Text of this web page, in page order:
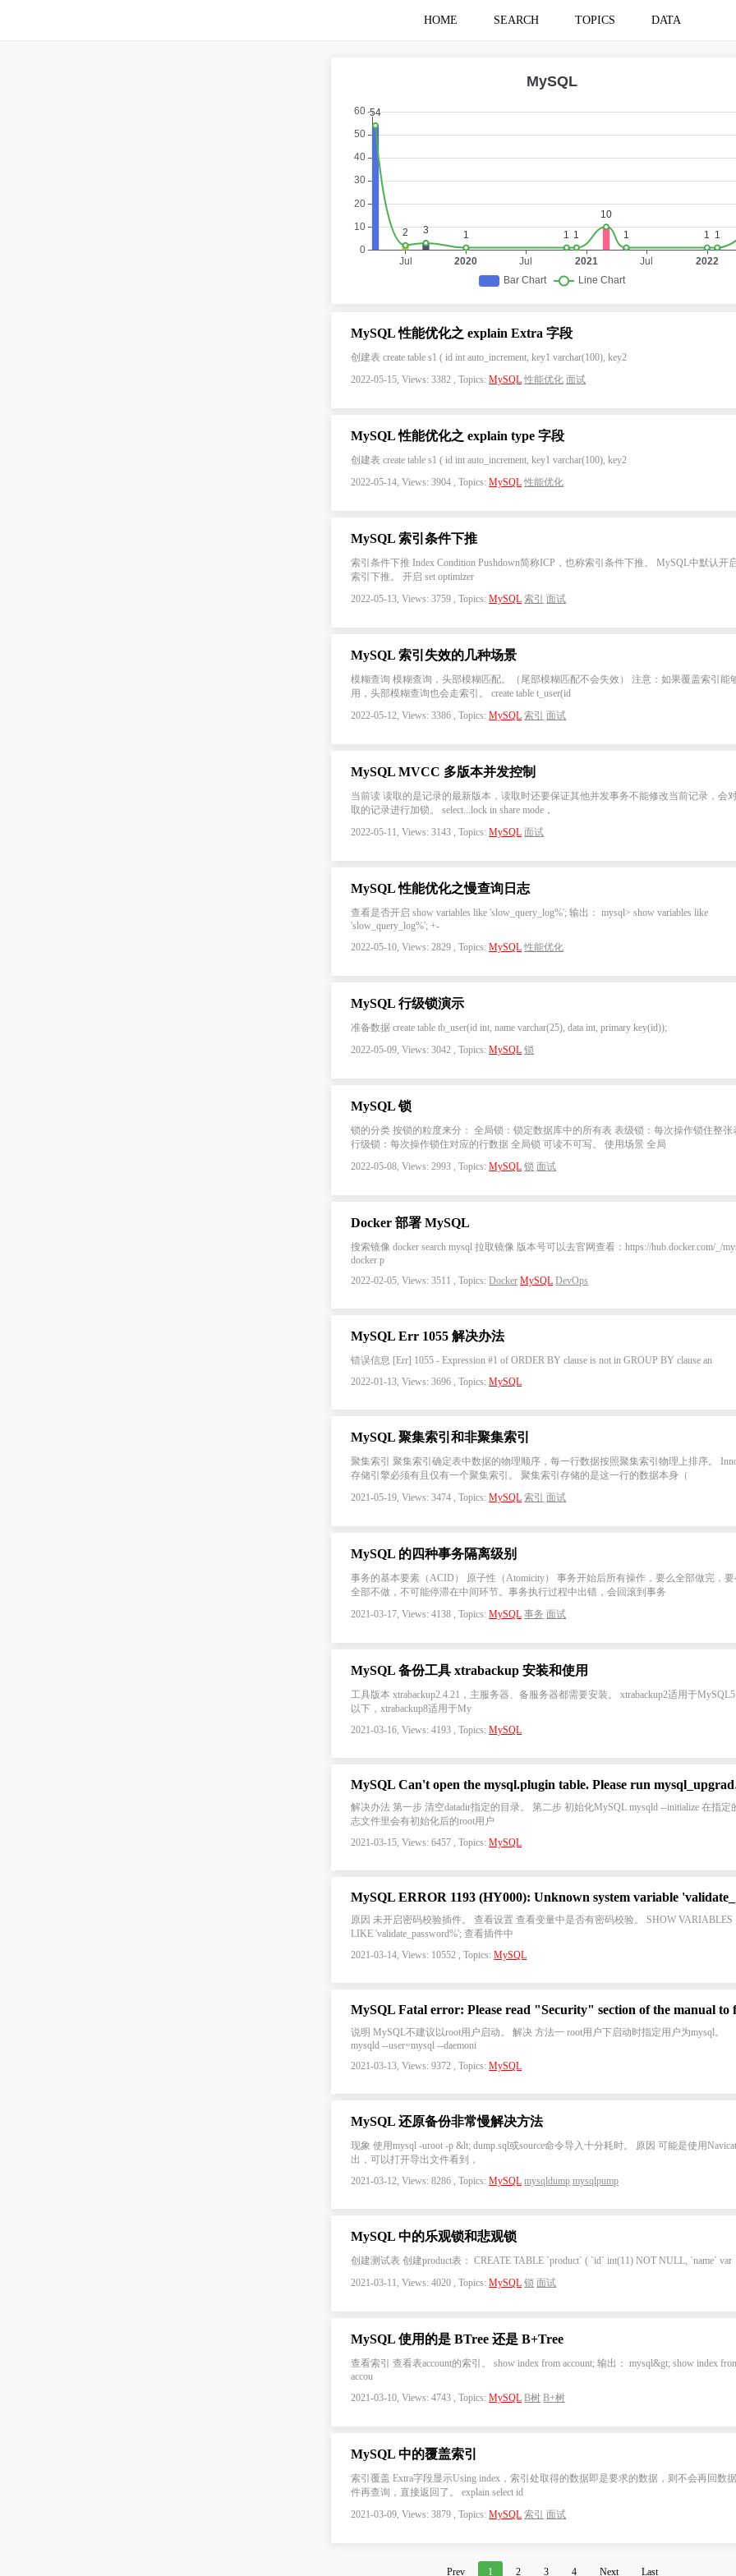
HOME SEARCH TOPICS DATA
MySQL 性能优化之 explain Extra 字段
创建表 create table s1 ( id int auto_increment, key1 varchar(100), key2
2022-05-15, Views: 3382 , Topics:MySQL 性能优化 面试
MySQL 性能优化之 explain type 字段
创建表 create table s1 ( id int auto_increment, key1 varchar(100), key2
2022-05-14, Views: 3904 , Topics:MySQL 性能优化
MySQL 索引条件下推
索引条件下推 Index Condition Pushdown简称ICP，也称索引条件下推。 MySQL中默认开
索引下推。 开启 set optimizer
2022-05-13, Views: 3759 , Topics:MySQL 索引 面试
MySQL 索引失效的几种场景
模糊查询 模糊查询，头部模糊匹配。（尾部模糊匹配不会失效） 注意：如果覆盖索引能
用，头部模糊查询也会走索引。 create table t_user(id
2022-05-12, Views: 3386 , Topics:MySQL 索引 面试
MySQL MVCC 多版本并发控制
当前读 读取的是记录的最新版本，读取时还要保证其他并发事务不能修改当前记录，会
取的记录进行加锁。 select...lock in share mode，
2022-05-11, Views: 3143 , Topics:MySQL 面试
MySQL 性能优化之慢查询日志
查看是否开启 show variables like 'slow_query_log%'; 输出： mysql> show variables like
'slow_query_log%'; +-
2022-05-10, Views: 2829 , Topics:MySQL 性能优化
MySQL 行级锁演示
准备数据 create table tb_user(id int, name varchar(25), data int, primary key(id));
2022-05-09, Views: 3042 , Topics:MySQL 锁
MySQL 锁
锁的分类 按锁的粒度来分： 全局锁：锁定数据库中的所有表 表级锁：每次操作锁住整张
行级锁：每次操作锁住对应的行数据 全局锁 可读不可写。 使用场景 全局
2022-05-08, Views: 2993 , Topics:MySQL 锁 面试
Docker 部署 MySQL
搜索镜像 docker search mysql 拉取镜像 版本号可以去官网查看：https://hub.docker.com/_/
docker p
2022-02-05, Views: 3511 , Topics:Docker MySQL DevOps
MySQL Err 1055 解决办法
错误信息 [Err] 1055 - Expression #1 of ORDER BY clause is not in GROUP BY clause an
2022-01-13, Views: 3696 , Topics:MySQL
MySQL 聚集索引和非聚集索引
聚集索引 聚集索引确定表中数据的物理顺序，每一行数据按照聚集索引物理上排序。
存储引擎必须有且仅有一个聚集索引。 聚集索引存储的是这一行的数据本身（
2021-05-19, Views: 3474 , Topics:MySQL 索引 面试
MySQL 的四种事务隔离级别
事务的基本要素（ACID） 原子性（Atomicity） 事务开始后所有操作，要么全部做完，
全部不做，不可能停滞在中间环节。事务执行过程中出错，会回滚到事务
2021-03-17, Views: 4138 , Topics:MySQL 事务 面试
MySQL 备份工具 xtrabackup 安装和使用
工具版本 xtrabackup2.4.21，主服务器、备服务器都需要安装。 xtrabackup2适用于
以下，xtrabackup8适用于My
2021-03-16, Views: 4193 , Topics:MySQL
解决办法 第一步 清空datadir指定的目录。 第二步 初始化MySQL mysqld --initialize 在指定
志文件里会有初始化后的root用户
2021-03-15, Views: 6457 , Topics:MySQL
原因 未开启密码校验插件。 查看设置 查看变量中是否有密码校验。 SHOW VARIABLES
LIKE 'validate_password%'; 查看插件中
2021-03-14, Views: 10552 , Topics:MySQL
说明 MySQL不建议以root用户启动。 解决 方法一 root用户下启动时指定用户为mysql。
mysqld --user=mysql --daemoni
2021-03-13, Views: 9372 , Topics:MySQL
MySQL 还原备份非常慢解决方法
现象 使用mysql -uroot -p &lt; dump.sql或source命令导入十分耗时。 原因 可能是使用
出，可以打开导出文件看到，
2021-03-12, Views: 8286 , Topics:MySQL mysqldump mysqlpump
MySQL 中的乐观锁和悲观锁
创建测试表 创建product表： CREATE TABLE `product` ( `id` int(11) NOT NULL, `name` var
2021-03-11, Views: 4020 , Topics:MySQL 锁 面试
MySQL 使用的是 BTree 还是 B+Tree
查看索引 查看表account的索引。 show index from account; 输出： mysql&gt; show index
accou
2021-03-10, Views: 4743 , Topics:MySQL B树 B+树
MySQL 中的覆盖索引
索引覆盖 Extra字段显示Using index，索引处取得的数据即是要求的数据，则不会再回数
件再查询，直接返回了。 explain select id
2021-03-09, Views: 3879 , Topics:MySQL 索引 面试
Prev 1 2 3 4 Next Last